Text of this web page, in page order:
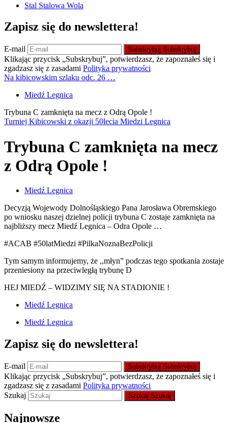
Stal Stalowa Wola
Zapisz się do newslettera!
E-mail Subskrybuj Subskrybuj
Klikając przycisk „Subskrybuj”, potwierdzasz, że zapoznałeś się i
zgadzasz się z zasadami Polityka prywatności
Na kibicowskim szlaku odc. 26 …
Miedź Legnica
Trybuna C zamknięta na mecz z Odrą Opole !
Turniej Kibicowski z okazji 50lecia Miedzi Legnica
Trybuna C zamknięta na mecz
z Odrą Opole !
Miedź Legnica
Decyzją Wojewody Dolnośląskiego Pana Jarosława Obremskiego
po wniosku naszej dzielnej policji trybuna C zostaje zamknięta na
najbliższy mecz Miedź Legnica – Odra Opole …
#ACAB #50latMiedzi #PilkaNoznaBezPolicji
Tym samym informujemy, że ,,młyn” podczas tego spotkania zostaje
przeniesiony na przeciwległą trybunę D
HEJ MIEDŹ – WIDZIMY SIĘ NA STADIONIE !
Miedź Legnica
Miedź Legnica
Zapisz się do newslettera!
E-mail Subskrybuj Subskrybuj
Klikając przycisk „Subskrybuj”, potwierdzasz, że zapoznałeś się i
zgadzasz się z zasadami Polityka prywatności
Szukaj
Szukaj Szukaj
Najnowsze